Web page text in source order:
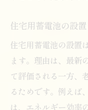
住宅用蓄電池の設
住宅用蓄電池の設置
ます。理由は、最新
て評価される一方、
るためです。例えば
は、エネルギー効率